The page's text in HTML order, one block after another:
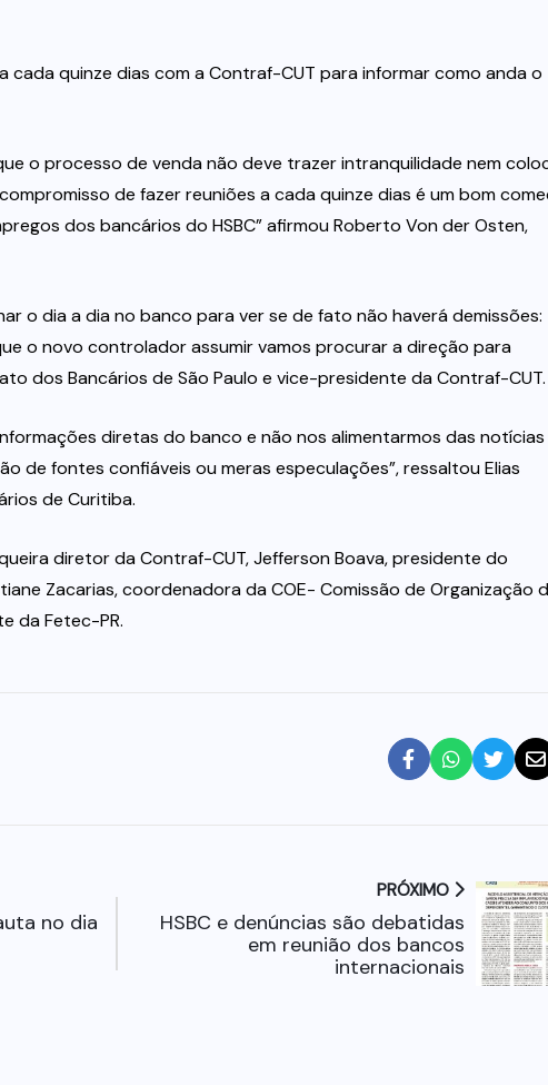
cada quinze dias com a Contraf-CUT para informar como anda o
o processo de venda não deve trazer intranquilidade nem
de fazer reuniões a cada quinze dias é um bom
dos bancários do HSBC” afirmou Roberto Von der Osten,
o dia a dia no banco para ver se de fato não haverá demissões:
o novo controlador assumir vamos procurar a direção para
dos Bancários de São Paulo e vice-presidente da Contraf-CUT.
diretas do banco e não nos alimentarmos das
de fontes confiáveis ou meras especulações”, ressaltou Elias
de Curitiba.
diretor da Contraf-CUT, Jefferson Boava, presidente do
Zacarias, coordenadora da COE- Comissão de Organização
da Fetec-PR.
no dia
PRÓXIMO
HSBC e denúncias são debatidas
em reunião dos bancos
internacionais